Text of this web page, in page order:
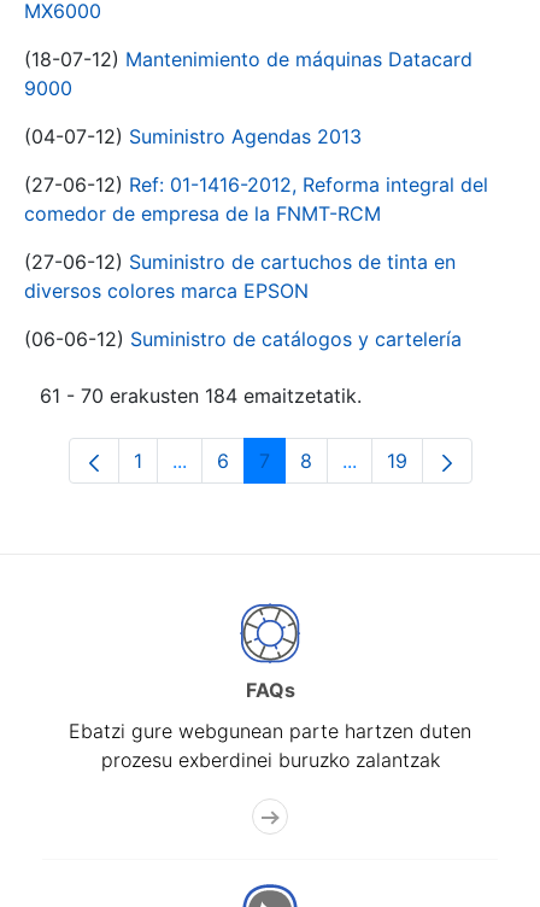
MX6000
(18-07-12) Mantenimiento de máquinas Datacard
9000
(04-07-12) Suministro Agendas 2013
(27-06-12) Ref: 01-1416-2012, Reforma integral del
comedor de empresa de la FNMT-RCM
(27-06-12) Suministro de cartuchos de tinta en
diversos colores marca EPSON
(06-06-12) Suministro de catálogos y cartelería
61 - 70 erakusten 184 emaitzetatik.
Orrialdea
1 ...Intermediate Pages Use TAB to
Orrialdea
6 Orrialdea
7 Orrialdea
8 ...Intermediate Pages
Orrialdea
19
FAQs
Ebatzi gure webgunean parte hartzen duten
prozesu exberdinei buruzko zalantzak